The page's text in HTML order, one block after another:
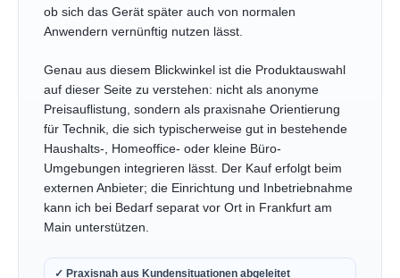
ob sich das Gerät später auch von normalen
Anwendern vernünftig nutzen lässt.
Genau aus diesem Blickwinkel ist die Produktauswahl
auf dieser Seite zu verstehen: nicht als anonyme
Preisauflistung, sondern als praxisnahe Orientierung
für Technik, die sich typischerweise gut in bestehende
Haushalts-, Homeoffice- oder kleine Büro-
Umgebungen integrieren lässt. Der Kauf erfolgt beim
externen Anbieter; die Einrichtung und Inbetriebnahme
kann ich bei Bedarf separat vor Ort in Frankfurt am
Main unterstützen.
✓ Praxisnah aus Kundensituationen abgeleitet